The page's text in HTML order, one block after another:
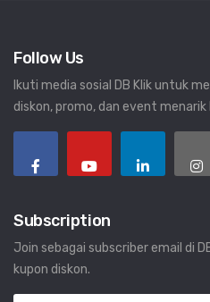
Follow Us
Ikuti media sosial DB Klik untuk
diskon, promo, dan event menarik
Subscription
Join sebagai subscriber email di
kupon diskon.